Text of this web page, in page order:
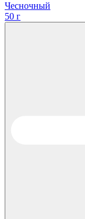
Чесночный
50 г